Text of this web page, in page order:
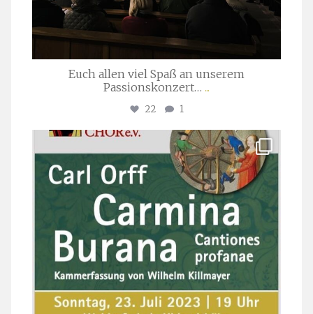
Euch allen viel Spaß an unserem
Passionskonzert… ...
22 1
stuttgarter_oratorienchor
Juli 22